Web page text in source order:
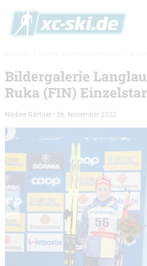
Bildergalerie
Ruka (FIN)
Nadine Gärtner - 26. November 2022